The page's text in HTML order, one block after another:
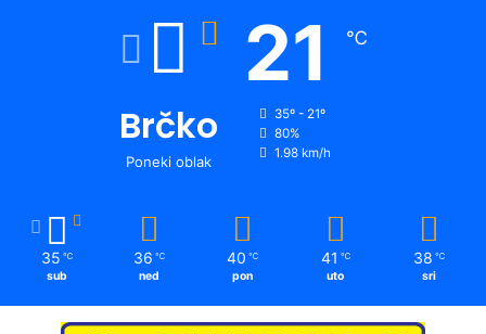
Brčko
Poneki oblak
21 ℃
35º - 21º
80%
1.98 km/h
35 ℃
sub
36 ℃
ned
40 ℃
pon
41 ℃
uto
38 ℃
sri